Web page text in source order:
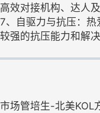
高效对接机构、达人
7、自驱力与抗压：
较强的抗压能力和解
市场管培生-北美KOL